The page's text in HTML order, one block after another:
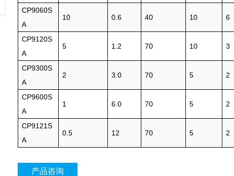
CP9060S
A
10 0.6 40 10 6
CP9120S
A
5 1.2 70 10 3
CP9300S
A
2 3.0 70 5 2
CP9600S
A
1 6.0 70 5 2
CP9121S
A
0.5 12 70 5 2
产品咨询